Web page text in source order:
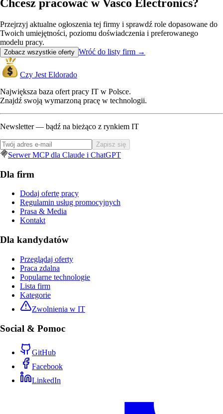
Chcesz pracować w Vasco Electronics?
Przejrzyj aktualne ogłoszenia tej firmy i sprawdź role dopasowane do
Twoich umiejętności, poziomu doświadczenia i preferowanego
modelu pracy.
Zobacz wszystkie oferty Wróć do listy firm →
Czy Jest Eldorado
Największa baza ofert pracy IT w Polsce.
Znajdź swoją wymarzoną pracę w technologii.
Newsletter — bądź na bieżąco z rynkiem IT
Zapisz się
Serwer MCP dla Claude i ChatGPT
Dla firm
Dodaj ofertę pracy
Regulamin usług promocyjnych
Prasa & Media
Kontakt
Dla kandydatów
Przeglądaj oferty
Praca zdalna
Popularne technologie
Lista firm
Kategorie
Zwolnienia w IT
Social & Pomoc
GitHub
Facebook
LinkedIn